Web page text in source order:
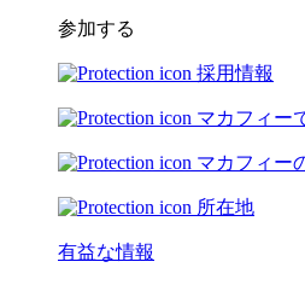
参加する
採用情報
マカフィー
マカフィー
所在地
有益な情報